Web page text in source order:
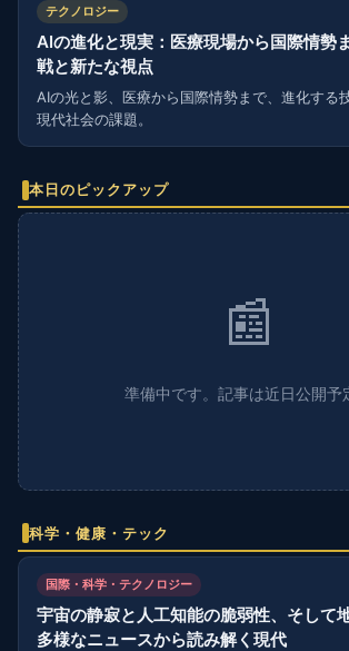
テクノロジー
AIの進化と現実：医療現場から国際情勢
戦と新たな視点
AIの光と影、医療から国際情勢まで、進化する
現代社会の課題。
本日のピックアップ
📰
準備中です。記事は近日公開予
科学・健康・テック
国際・科学・テクノロジー
宇宙の静寂と人工知能の脆弱性、そして
多様なニュースから読み解く現代